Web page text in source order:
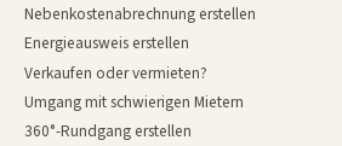
Nebenkostenabrechnung erstellen
Energieausweis erstellen
Verkaufen oder vermieten?
Umgang mit schwierigen Mietern
360°-Rundgang erstellen